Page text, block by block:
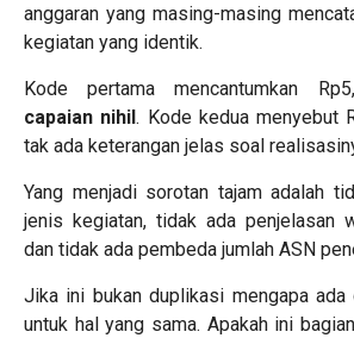
anggaran yang masing-masing
kegiatan yang identik.
Kode pertama mencantumkan
capaian nihil. Kode kedua menyebut
tak ada keterangan jelas soal
Yang menjadi sorotan tajam adalah
jenis kegiatan, tidak ada penjelasan
dan tidak ada pembeda jumlah ASN
Jika ini bukan duplikasi mengapa ada
untuk hal yang sama. Apakah ini